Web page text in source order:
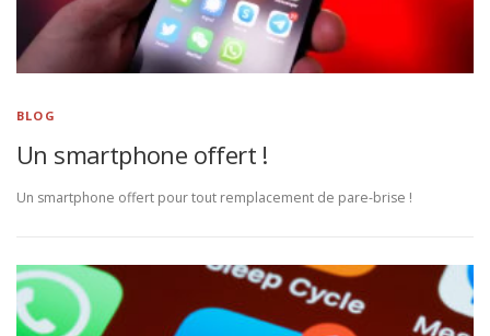
BLOG
Un smartphone offert !
Un smartphone offert pour tout remplacement de pare-brise !